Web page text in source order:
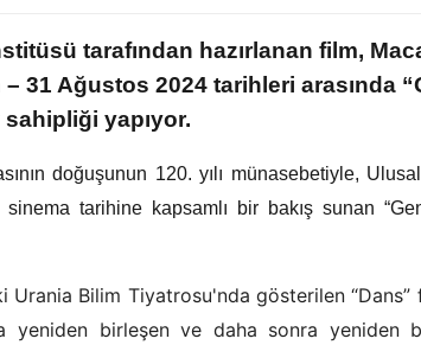
tarafından hazırlanan film,
– 31 Ağustos 2024 tarihleri ​​arasında
sahipliği yapıyor.
doğuşunun 120. yılı münasebetiyle,
sinema tarihine kapsamlı bir bakış sunan
Urania Bilim Tiyatrosu'nda gösterilen “Dans”
yeniden birleşen ve daha sonra yeniden